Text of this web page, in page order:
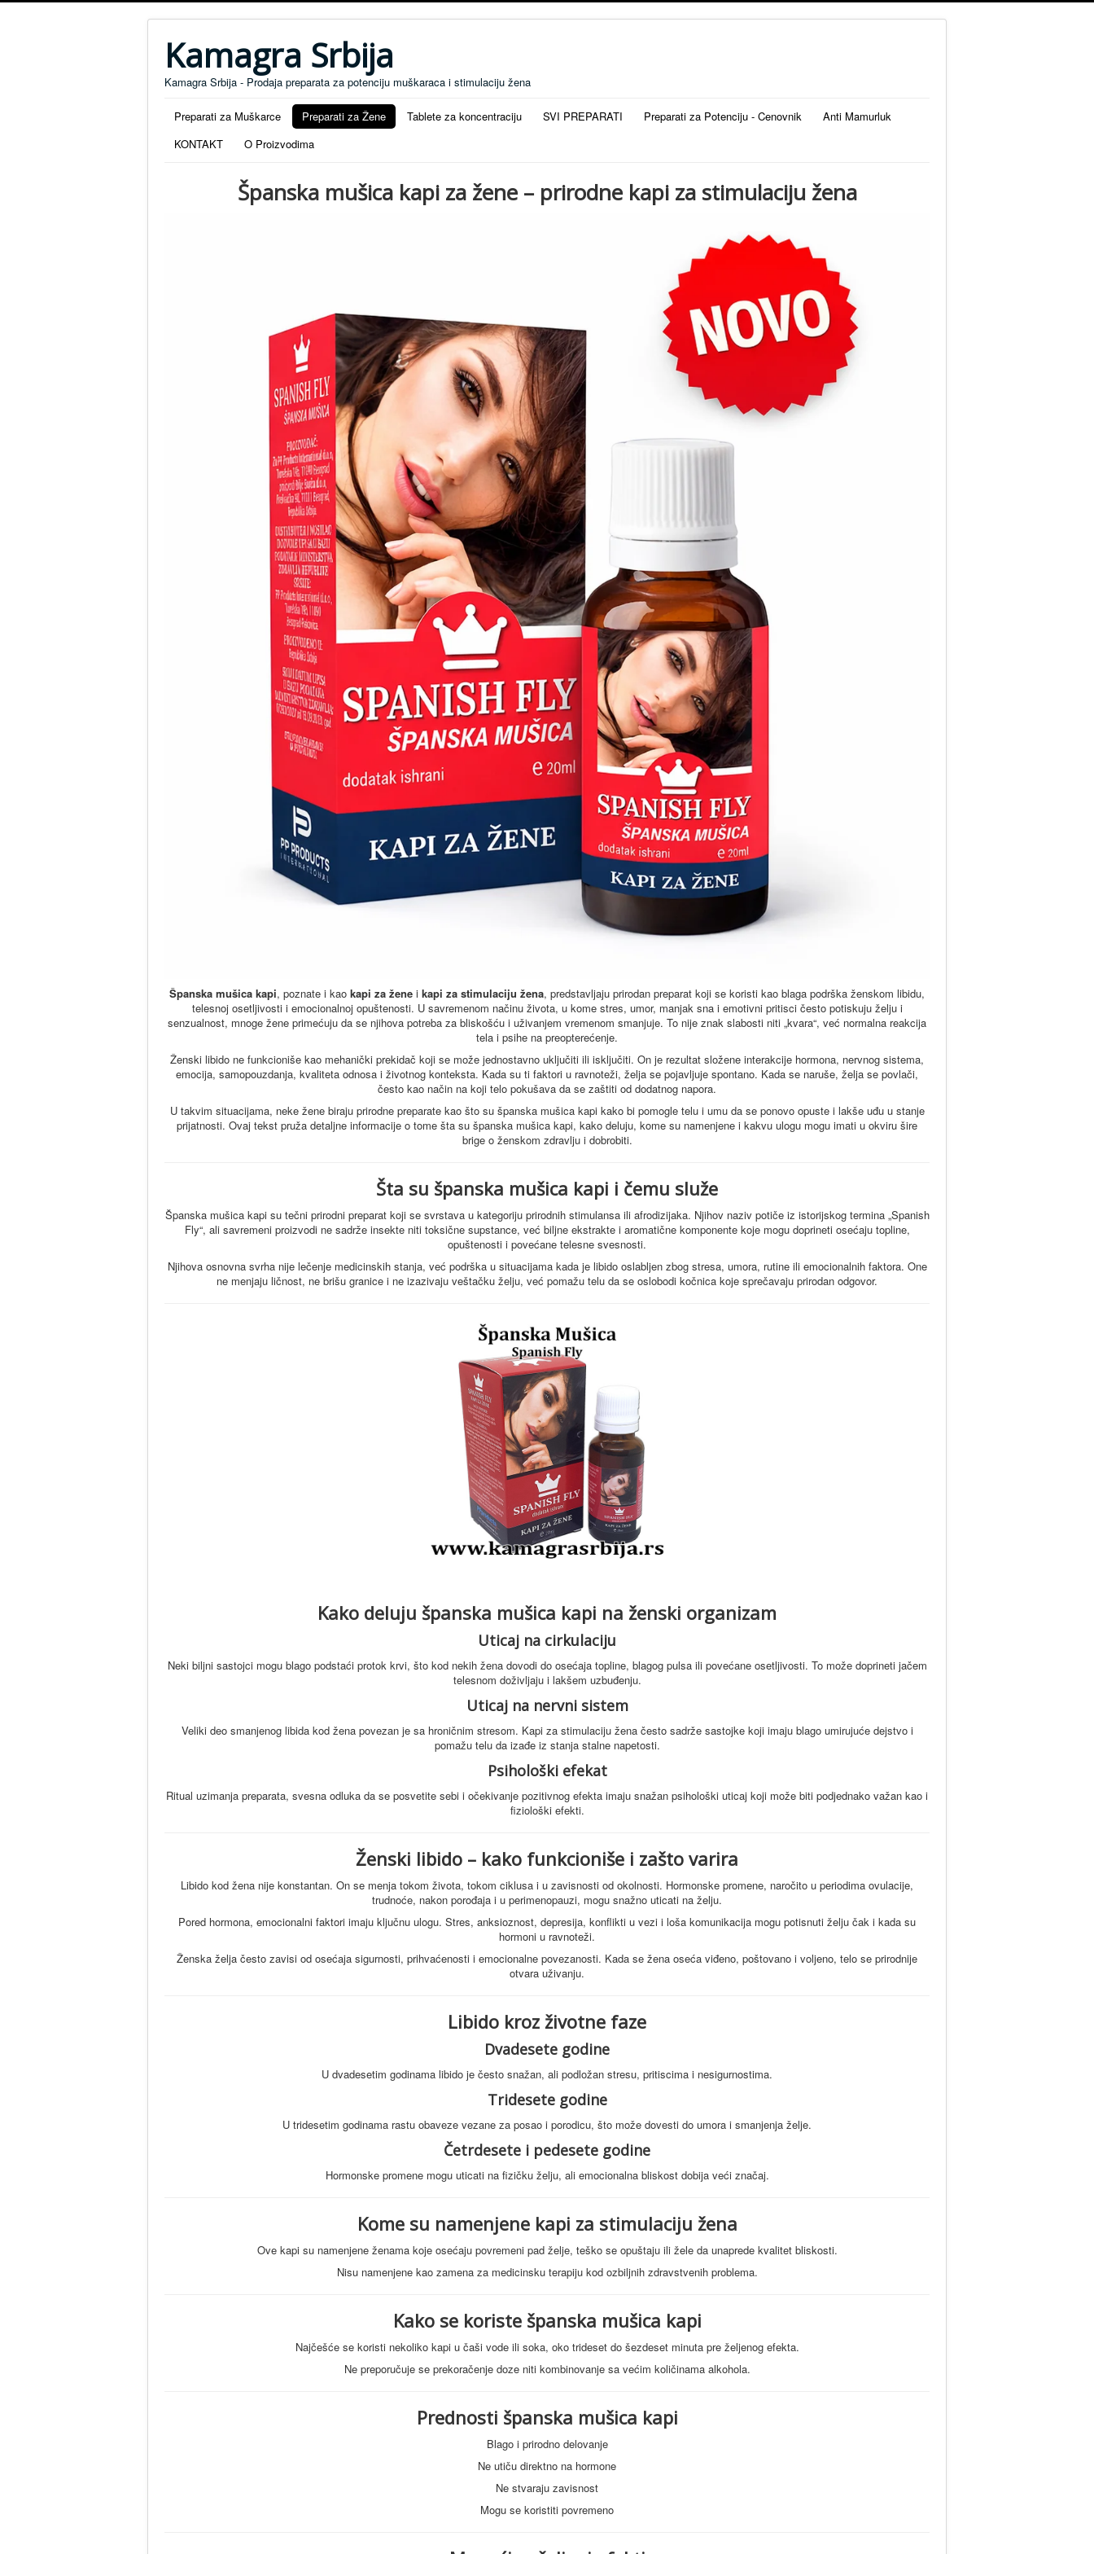
Kamagra Srbija
Kamagra Srbija - Prodaja preparata za potenciju muškaraca i stimulaciju žena
Preparati za Muškarce Preparati za Žene Tablete za koncentraciju SVI PREPARATI Preparati za Potenciju - Cenovnik
Anti Mamurluk
KONTAKT
O Proizvodima
Španska mušica kapi za žene – prirodne kapi za stimulaciju žena
Španska mušica kapi, poznate i kao kapi za žene i kapi za stimulaciju žena, predstavljaju prirodan preparat koji se koristi kao blaga podrška ženskom libidu,
telesnoj osetljivosti i emocionalnoj opuštenosti. U savremenom načinu života, u kome stres, umor, manjak sna i emotivni pritisci često potiskuju želju i
senzualnost, mnoge žene primećuju da se njihova potreba za bliskošću i uživanjem vremenom smanjuje. To nije znak slabosti niti „kvara“, već normalna reakcija
tela i psihe na preopterećenje.
Ženski libido ne funkcioniše kao mehanički prekidač koji se može jednostavno uključiti ili isključiti. On je rezultat složene interakcije hormona, nervnog sistema,
emocija, samopouzdanja, kvaliteta odnosa i životnog konteksta. Kada su ti faktori u ravnoteži, želja se pojavljuje spontano. Kada se naruše, želja se povlači,
često kao način na koji telo pokušava da se zaštiti od dodatnog napora.
U takvim situacijama, neke žene biraju prirodne preparate kao što su španska mušica kapi kako bi pomogle telu i umu da se ponovo opuste i lakše uđu u stanje
prijatnosti. Ovaj tekst pruža detaljne informacije o tome šta su španska mušica kapi, kako deluju, kome su namenjene i kakvu ulogu mogu imati u okviru šire
brige o ženskom zdravlju i dobrobiti.
Šta su španska mušica kapi i čemu služe
Španska mušica kapi su tečni prirodni preparat koji se svrstava u kategoriju prirodnih stimulansa ili afrodizijaka. Njihov naziv potiče iz istorijskog termina „Spanish
Fly“, ali savremeni proizvodi ne sadrže insekte niti toksične supstance, već biljne ekstrakte i aromatične komponente koje mogu doprineti osećaju topline,
opuštenosti i povećane telesne svesnosti.
Njihova osnovna svrha nije lečenje medicinskih stanja, već podrška u situacijama kada je libido oslabljen zbog stresa, umora, rutine ili emocionalnih faktora. One
ne menjaju ličnost, ne brišu granice i ne izazivaju veštačku želju, već pomažu telu da se oslobodi kočnica koje sprečavaju prirodan odgovor.
Kako deluju španska mušica kapi na ženski organizam
Uticaj na cirkulaciju
Neki biljni sastojci mogu blago podstaći protok krvi, što kod nekih žena dovodi do osećaja topline, blagog pulsa ili povećane osetljivosti. To može doprineti jačem
telesnom doživljaju i lakšem uzbuđenju.
Uticaj na nervni sistem
Veliki deo smanjenog libida kod žena povezan je sa hroničnim stresom. Kapi za stimulaciju žena često sadrže sastojke koji imaju blago umirujuće dejstvo i
pomažu telu da izađe iz stanja stalne napetosti.
Psihološki efekat
Ritual uzimanja preparata, svesna odluka da se posvetite sebi i očekivanje pozitivnog efekta imaju snažan psihološki uticaj koji može biti podjednako važan kao i
fiziološki efekti.
Ženski libido – kako funkcioniše i zašto varira
Libido kod žena nije konstantan. On se menja tokom života, tokom ciklusa i u zavisnosti od okolnosti. Hormonske promene, naročito u periodima ovulacije,
trudnoće, nakon porođaja i u perimenopauzi, mogu snažno uticati na želju.
Pored hormona, emocionalni faktori imaju ključnu ulogu. Stres, anksioznost, depresija, konflikti u vezi i loša komunikacija mogu potisnuti želju čak i kada su
hormoni u ravnoteži.
Ženska želja često zavisi od osećaja sigurnosti, prihvaćenosti i emocionalne povezanosti. Kada se žena oseća viđeno, poštovano i voljeno, telo se prirodnije
otvara uživanju.
Libido kroz životne faze
Dvadesete godine
U dvadesetim godinama libido je često snažan, ali podložan stresu, pritiscima i nesigurnostima.
Tridesete godine
U tridesetim godinama rastu obaveze vezane za posao i porodicu, što može dovesti do umora i smanjenja želje.
Četrdesete i pedesete godine
Hormonske promene mogu uticati na fizičku želju, ali emocionalna bliskost dobija veći značaj.
Kome su namenjene kapi za stimulaciju žena
Ove kapi su namenjene ženama koje osećaju povremeni pad želje, teško se opuštaju ili žele da unaprede kvalitet bliskosti.
Nisu namenjene kao zamena za medicinsku terapiju kod ozbiljnih zdravstvenih problema.
Kako se koriste španska mušica kapi
Najčešće se koristi nekoliko kapi u čaši vode ili soka, oko trideset do šezdeset minuta pre željenog efekta.
Ne preporučuje se prekoračenje doze niti kombinovanje sa većim količinama alkohola.
Prednosti španska mušica kapi
Blago i prirodno delovanje
Ne utiču direktno na hormone
Ne stvaraju zavisnost
Mogu se koristiti povremeno